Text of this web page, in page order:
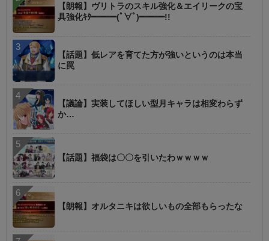
【朗報】ヴリトラのスキル強化＆エイリークの宝
具強化ｷﾀ━━━(ﾟ∀ﾟ)━━━!!
【話題】低レアを育てた方が強いというのは本当
に罠
【議論】実装してほしい型月キャラは相変わらず
か…
【話題】福袋は〇〇を引いたわｗｗｗｗ
【朗報】オルタニキは欲しいもの全部もらったな